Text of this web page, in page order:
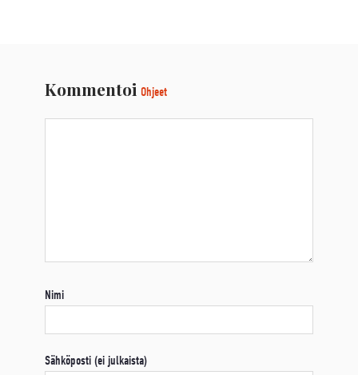
Kommentoi Ohjeet
Nimi
Sähköposti (ei julkaista)